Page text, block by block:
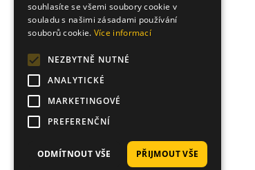
souhlasíte se všemi soubory cookie v
souladu s našimi zásadami používání
souborů cookie. Více informací
NEZBYTNĚ NUTNÉ
ANALYTICKÉ
MARKETINGOVÉ
PREFERENČNÍ
PŘIJMOUT VŠE
ODMÍTNOUT VŠE